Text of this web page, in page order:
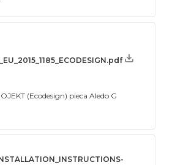
(Ecodesign) pieca Aledo G